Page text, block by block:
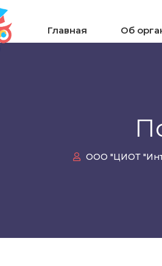
Главная Об
ООО "ЦИОТ